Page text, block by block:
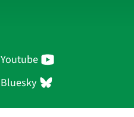
Youtube
Bluesky